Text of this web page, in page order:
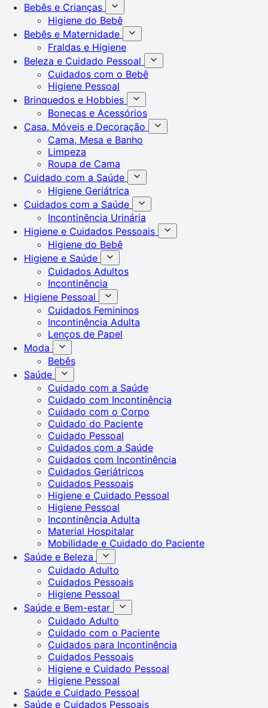
Bebês e Crianças
Higiene do Bebê
Bebês e Maternidade
Fraldas e Higiene
Beleza e Cuidado Pessoal
Cuidados com o Bebê
Higiene Pessoal
Brinquedos e Hobbies
Bonecas e Acessórios
Casa, Móveis e Decoração
Cama, Mesa e Banho
Limpeza
Roupa de Cama
Cuidado com a Saúde
Higiene Geriátrica
Cuidados com a Saúde
Incontinência Urinária
Higiene e Cuidados Pessoais
Higiene do Bebê
Higiene e Saúde
Cuidados Adultos
Incontinência
Higiene Pessoal
Cuidados Femininos
Incontinência Adulta
Lenços de Papel
Moda
Bebês
Saúde
Cuidado com a Saúde
Cuidado com Incontinência
Cuidado com o Corpo
Cuidado do Paciente
Cuidado Pessoal
Cuidados com a Saúde
Cuidados com Incontinência
Cuidados Geriátricos
Cuidados Pessoais
Higiene e Cuidado Pessoal
Higiene Pessoal
Incontinência Adulta
Material Hospitalar
Mobilidade e Cuidado do Paciente
Saúde e Beleza
Cuidado Adulto
Cuidados Pessoais
Higiene Pessoal
Saúde e Bem-estar
Cuidado Adulto
Cuidado com o Paciente
Cuidados para Incontinência
Cuidados Pessoais
Higiene e Cuidado Pessoal
Higiene Pessoal
Saúde e Cuidado Pessoal
Saúde e Cuidados Pessoais